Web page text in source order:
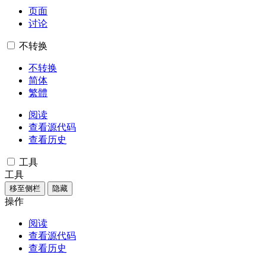
页面
讨论
不转换
不转换
简体
繁體
阅读
查看源代码
查看历史
工具
工具
移至侧栏 隐藏
操作
阅读
查看源代码
查看历史